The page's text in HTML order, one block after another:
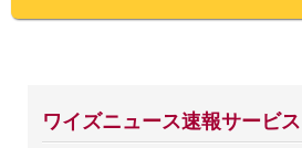
ワイズニュース速報サービス